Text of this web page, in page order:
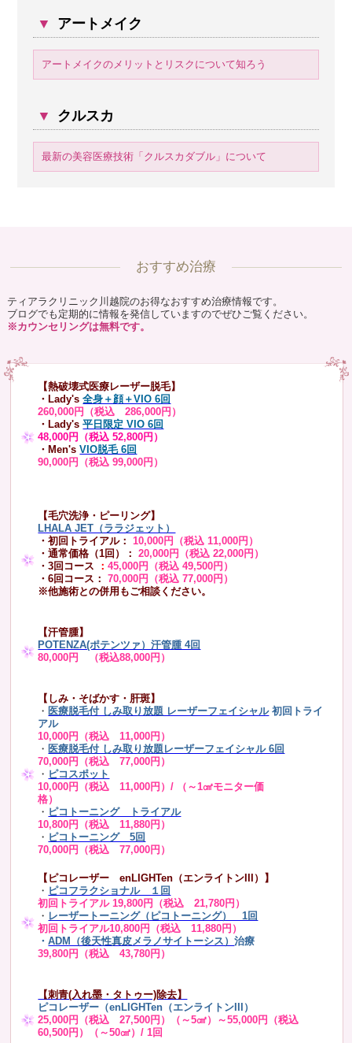
▼ アートメイク
アートメイクのメリットとリスクについて知ろう
▼ クルスカ
最新の美容医療技術「クルスカダブル」について
おすすめ治療
ティアラクリニック川越院のお得なおすすめ治療情報です。
ブログでも定期的に情報を発信していますのでぜひご覧ください。
※カウンセリングは無料です。
【熱破壊式医療レーザー脱毛】
・Lady's 全身＋顔＋VIO 6回
260,000円（税込 286,000円）
・Lady's平日限定 VIO 6回
48,000円（税込 52,800円）
・Men's VIO脱毛 6回
90,000円（税込 99,000円）
【毛穴洗浄・ピーリング】
LHALA JET（ララジェット）
・初回トライアル：10,000円（税込 11,000円）
・通常価格（1回）：
20,000円（税込 22,000円）
・3回コース ：45,000円（税込 49,500円）
・6回コース：
70,000円（税込 77,000円）
※他施術との併用もご相談ください。
【汗管腫】
POTENZA(ポテンツァ）汗管腫 4回
80,000円 （税込88,000円）
【しみ・そばかす・肝斑】
・ 医療脱毛付 しみ取り放題 レーザーフェイシャル 初回トライ
アル
10,000円（税込 11,000円）
・ 医療脱毛付 しみ取り放題レーザーフェイシャル 6回
70,000円（税込 77,000円）
・ ピコスポット
10,000円（税込 11,000円）/ （～1㎠モニター価
格）
・ ピコトーニング トライアル
10,800円（税込 11,880円）
・ ピコトーニング 5回
70,000円（税込 77,000円）
【ピコレーザー enLIGHTen（エンライトンIII）】
・ ピコフラクショナル １回
初回トライアル 19,800円（税込 21,780円）
・ レーザートーニング（ピコトーニング） 1回
初回トライアル10,800円（税込 11,880円）
・ADM（後天性真皮メラノサイトーシス）治療
39,800円（税込 43,780円）
【刺青(入れ墨・タトゥー)除去】
ピコレーザー（enLIGHTen（エンライトンIII）
25,000円（税込 27,500円）（～5㎠）～55,000円（税込
60,500円）（～50㎠）/ 1回